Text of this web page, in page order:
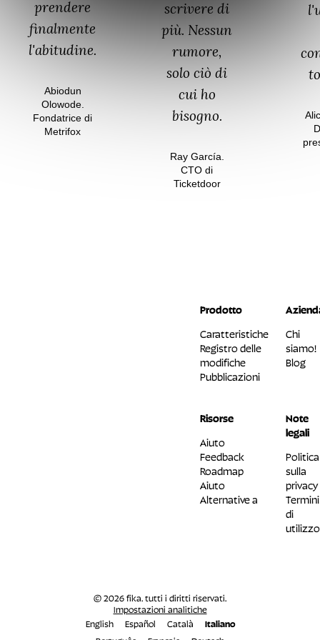
prendere
finalmente
l'abitudine.
Abiodun
Olowode.
Fondatrice di
Metrifox
scrivere di
più. Nessun
rumore,
solo ciò di
cui ho
bisogno.
Ray García.
CTO di
Ticketdoor
Prodotto
Caratteristiche
Registro delle
modifiche
Pubblicazioni
Chi
siamo!
Blog
Risorse
Aiuto
Feedback
Roadmap
Aiuto
Alternative a
Note
legali
Politica
sulla
privacy
Termini
di
utilizzo
© 2026 fika. tutti i diritti riservati.
Impostazioni analitiche
English
Español Català
Italiano